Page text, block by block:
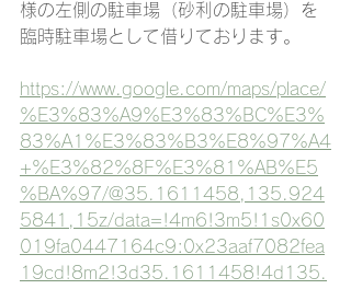
様の左側の駐車場（砂利の駐車場）を
臨時駐車場として借りております。
https://www.google.com/maps/place/
%E3%83%A9%E3%83%BC%E3%
83%A1%E3%83%B3%E8%97%A4
+%E3%82%8F%E3%81%AB%E5
%BA%97/@35.1611458,135.924
5841,15z/data=!4m6!3m5!1s0x60
019fa0447164c9:0x23aaf7082fea
19cd!8m2!3d35.1611458!4d135.